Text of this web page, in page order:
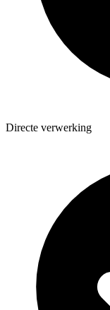
Directe verwerking